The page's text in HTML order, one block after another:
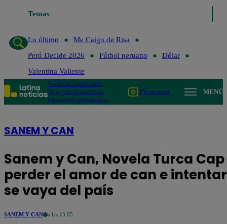
Temas
Lo último
Me Caigo de Risa
Perú Decide 2026
Fútbol peruano
Dólar
Valentina Valiente
PolíticaLimaMundo
Te ayudoTendencias
DeportesEspectáculos
TV en vivo MENÚ
SANEM Y CAN
Sanem y Can, Novela Turca
perder el amor de can e
se vaya del país
SANEM Y CAN a las 13:05